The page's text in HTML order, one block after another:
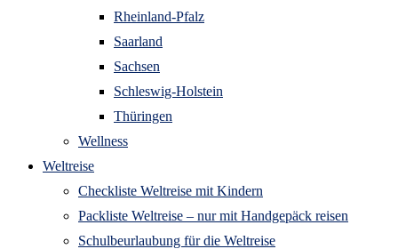
Rheinland-Pfalz
Saarland
Sachsen
Schleswig-Holstein
Thüringen
Wellness
Weltreise
Checkliste Weltreise mit Kindern
Packliste Weltreise – nur mit Handgepäck reisen
Schulbeurlaubung für die Weltreise